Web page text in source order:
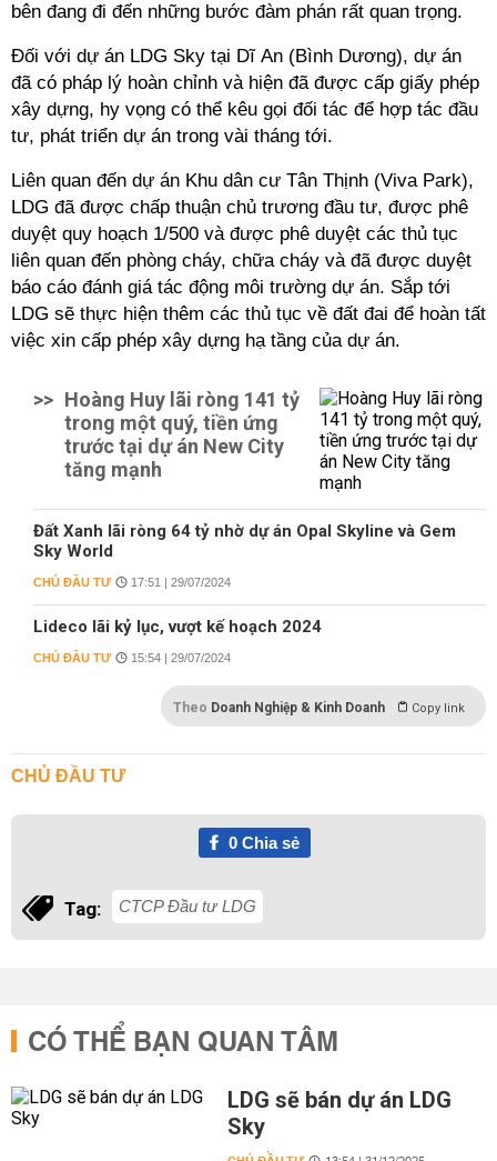
bên đang đi đến những bước đàm phán rất quan trọng.
Đối với dự án LDG Sky tại Dĩ An (Bình Dương), dự án
đã có pháp lý hoàn chỉnh và hiện đã được cấp giấy phép
xây dựng, hy vọng có thể kêu gọi đối tác để hợp tác đầu
tư, phát triển dự án trong vài tháng tới.
Liên quan đến dự án Khu dân cư Tân Thịnh (Viva Park),
LDG đã được chấp thuận chủ trương đầu tư, được phê
duyệt quy hoạch 1/500 và được phê duyệt các thủ tục
liên quan đến phòng cháy, chữa cháy và đã được duyệt
báo cáo đánh giá tác động môi trường dự án. Sắp tới
LDG sẽ thực hiện thêm các thủ tục về đất đai để hoàn tất
việc xin cấp phép xây dựng hạ tầng của dự án.
>> Hoàng Huy lãi ròng 141 tỷ
trong một quý, tiền ứng
trước tại dự án New City
tăng mạnh
Đất Xanh lãi ròng 64 tỷ nhờ dự án Opal Skyline và Gem
Sky World
CHỦ ĐẦU TƯ 17:51 | 29/07/2024
Lideco lãi kỷ lục, vượt kế hoạch 2024
CHỦ ĐẦU TƯ 15:54 | 29/07/2024
Theo Doanh Nghiệp & Kinh Doanh Copy link
CHỦ ĐẦU TƯ
0Chia sẻ
Tag: CTCP Đầu tư LDG
CÓ THỂ BẠN QUAN TÂM
LDG sẽ bán dự án LDG
Sky